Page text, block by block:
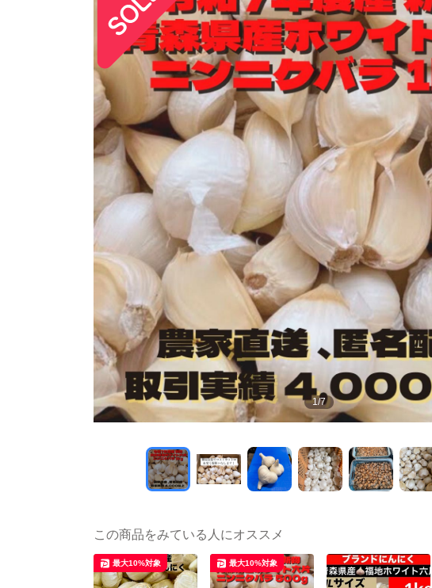
1/7
この商品をみている人にオススメ
最大10%対象 最大10%対象